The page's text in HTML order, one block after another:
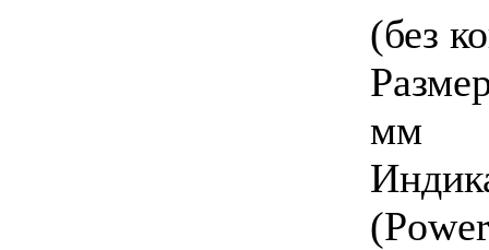
(без
мм